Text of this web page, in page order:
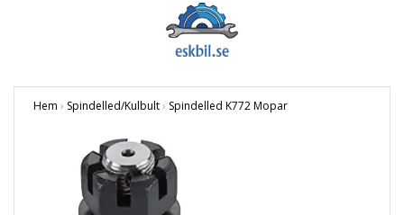
Hem › Spindelled/Kulbult› Spindelled K772 Mopar